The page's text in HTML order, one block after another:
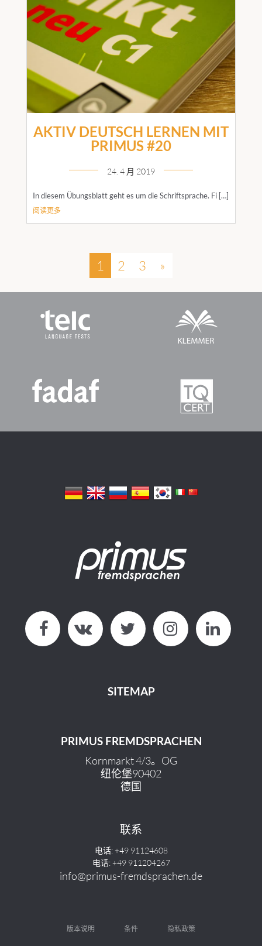
AKTIV DEUTSCH LERNEN MIT
PRIMUS #20
24. 4 月 2019
In diesem Übungsblatt geht es um die Schriftsprache. Fi […]
阅读更多
1 2 3 »
SITEMAP
PRIMUS FREMDSPRACHEN
Kornmarkt 4/3。OG
纽伦堡90402
德国
联系
电话: +49 91124608
电话: +49 911204267
info@primus-fremdsprachen.de
版本说明 条件 隐私政策